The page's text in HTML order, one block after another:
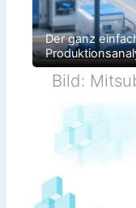
Der ganz
Bild: